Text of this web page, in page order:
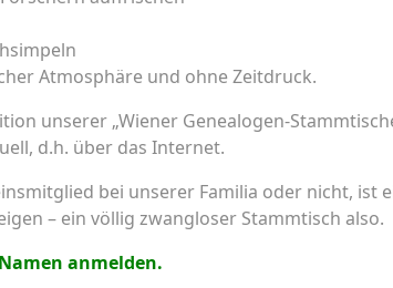
Atmosphäre und ohne Zeitdruck.
unserer „Wiener Genealogen-
d.h. über das Internet.
bei unserer Familia oder nicht, ist
– ein völlig zwangloser Stammtisch also.
anmelden.